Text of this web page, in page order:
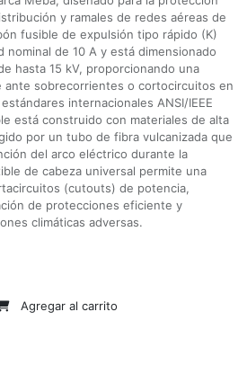
y ramales de redes aéreas de
fusible de expulsión tipo rápido (K)
nominal de 10 A y está dimensionado
hasta 15 kV, proporcionando una
ante sobrecorrientes o cortocircuitos en
internacionales ANSI/IEEE
está construido con materiales de alta
por un tubo de fibra vulcanizada que
del arco eléctrico durante la
de cabeza universal permite una
(cutouts) de potencia,
de protecciones eficiente y
climáticas adversas.
Agregar al carrito